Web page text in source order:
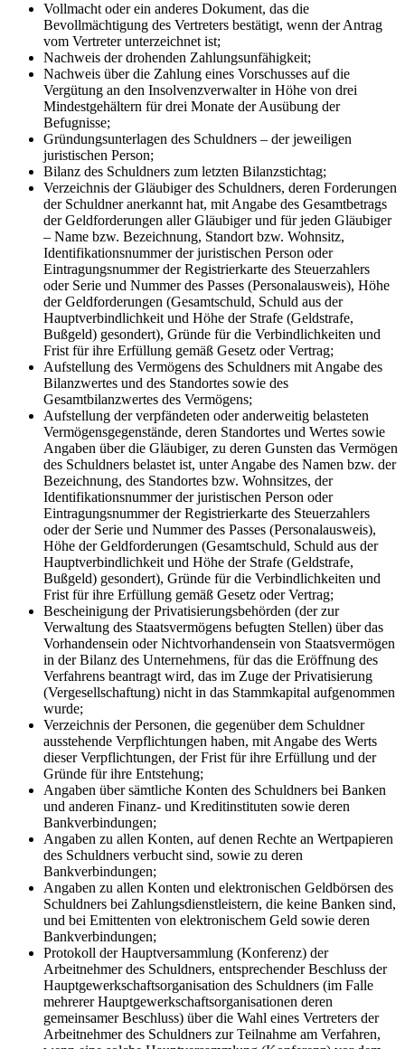
Vollmacht oder ein anderes Dokument, das die
Bevollmächtigung des Vertreters bestätigt, wenn der Antrag
vom Vertreter unterzeichnet ist;
Nachweis der drohenden Zahlungsunfähigkeit;
Nachweis über die Zahlung eines Vorschusses auf die
Vergütung an den Insolvenzverwalter in Höhe von drei
Mindestgehältern für drei Monate der Ausübung der
Befugnisse;
Gründungsunterlagen des Schuldners – der jeweiligen
juristischen Person;
Bilanz des Schuldners zum letzten Bilanzstichtag;
Verzeichnis der Gläubiger des Schuldners, deren Forderungen
der Schuldner anerkannt hat, mit Angabe des Gesamtbetrags
der Geldforderungen aller Gläubiger und für jeden Gläubiger
– Name bzw. Bezeichnung, Standort bzw. Wohnsitz,
Identifikationsnummer der juristischen Person oder
Eintragungsnummer der Registrierkarte des Steuerzahlers
oder Serie und Nummer des Passes (Personalausweis), Höhe
der Geldforderungen (Gesamtschuld, Schuld aus der
Hauptverbindlichkeit und Höhe der Strafe (Geldstrafe,
Bußgeld) gesondert), Gründe für die Verbindlichkeiten und
Frist für ihre Erfüllung gemäß Gesetz oder Vertrag;
Aufstellung des Vermögens des Schuldners mit Angabe des
Bilanzwertes und des Standortes sowie des
Gesamtbilanzwertes des Vermögens;
Aufstellung der verpfändeten oder anderweitig belasteten
Vermögensgegenstände, deren Standortes und Wertes sowie
Angaben über die Gläubiger, zu deren Gunsten das Vermögen
des Schuldners belastet ist, unter Angabe des Namen bzw. der
Bezeichnung, des Standortes bzw. Wohnsitzes, der
Identifikationsnummer der juristischen Person oder
Eintragungsnummer der Registrierkarte des Steuerzahlers
oder der Serie und Nummer des Passes (Personalausweis),
Höhe der Geldforderungen (Gesamtschuld, Schuld aus der
Hauptverbindlichkeit und Höhe der Strafe (Geldstrafe,
Bußgeld) gesondert), Gründe für die Verbindlichkeiten und
Frist für ihre Erfüllung gemäß Gesetz oder Vertrag;
Bescheinigung der Privatisierungsbehörden (der zur
Verwaltung des Staatsvermögens befugten Stellen) über das
Vorhandensein oder Nichtvorhandensein von Staatsvermögen
in der Bilanz des Unternehmens, für das die Eröffnung des
Verfahrens beantragt wird, das im Zuge der Privatisierung
(Vergesellschaftung) nicht in das Stammkapital aufgenommen
wurde;
Verzeichnis der Personen, die gegenüber dem Schuldner
ausstehende Verpflichtungen haben, mit Angabe des Werts
dieser Verpflichtungen, der Frist für ihre Erfüllung und der
Gründe für ihre Entstehung;
Angaben über sämtliche Konten des Schuldners bei Banken
und anderen Finanz- und Kreditinstituten sowie deren
Bankverbindungen;
Angaben zu allen Konten, auf denen Rechte an Wertpapieren
des Schuldners verbucht sind, sowie zu deren
Bankverbindungen;
Angaben zu allen Konten und elektronischen Geldbörsen des
Schuldners bei Zahlungsdienstleistern, die keine Banken sind,
und bei Emittenten von elektronischem Geld sowie deren
Bankverbindungen;
Protokoll der Hauptversammlung (Konferenz) der
Arbeitnehmer des Schuldners, entsprechender Beschluss der
Hauptgewerkschaftsorganisation des Schuldners (im Falle
mehrerer Hauptgewerkschaftsorganisationen deren
gemeinsamer Beschluss) über die Wahl eines Vertreters der
Arbeitnehmer des Schuldners zur Teilnahme am Verfahren,